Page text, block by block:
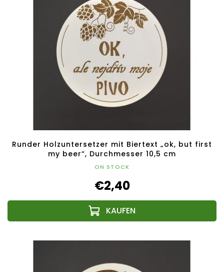
Runder Holzuntersetzer mit Biertext „ok, but first
my beer“, Durchmesser 10,5 cm
ON STOCK
€2,40